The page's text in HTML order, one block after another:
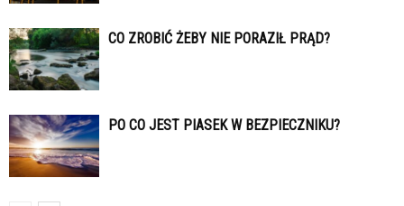
CO ZROBIĆ ŻEBY NIE PORAZIŁ PRĄD?
PO CO JEST PIASEK W BEZPIECZNIKU?